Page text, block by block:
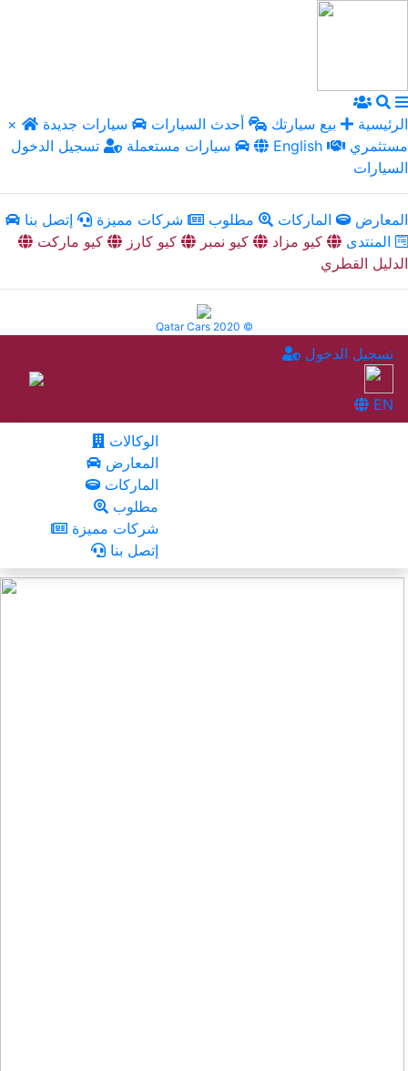
× الرئيسية بيع سيارتك أحدث السيارات
سيارات جديدة
سيارات مستعملة
تسجيل الدخول English
السيارات
المعارض الماركات مطلوب شركات مميزة
إتصل بنا
المنتدى
كيو مزاد كيو نمبر كيو كارز
كيو ماركت
الدليل القطري
Qatar Cars 2020 ©
تسجيل الدخول
EN
الوكالات
المعارض
الماركات
مطلوب
شركات مميزة
إتصل بنا